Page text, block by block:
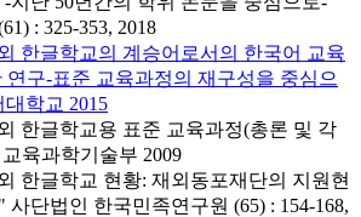
: 325-353, 2018
한글학교의 계승어로서의 한국어 교육
연구-표준 교육과정의 재구성을 중심으
학교 2015
한글학교용 표준 교육과정(총론 및 각
육과학기술부 2009
한글학교 현황: 재외동포재단의 지원현
사단법인 한국민족연구원 (65) : 154-168,